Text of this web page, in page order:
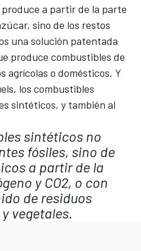
a partir de la parte
sino de los restos
una solución patentada
produce combustibles de
agrícolas o domésticos. Y
los combustibles
sintéticos, y también al
sintéticos no
fósiles, sino de
a partir de la
y CO2, o con
de residuos
vegetales.